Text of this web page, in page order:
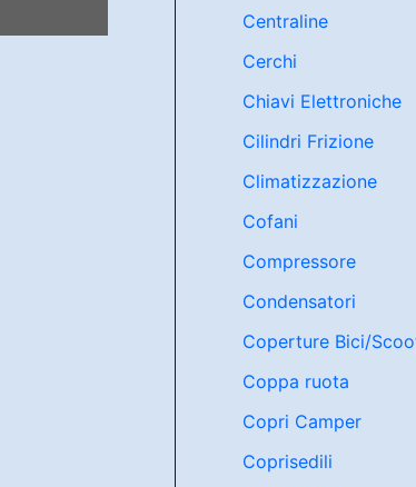
Centraline
Cerchi
Chiavi Elettroniche
Cilindri Frizione
Climatizzazione
Cofani
Compressore
Condensatori
Coperture Bici/
Coppa ruota
Copri Camper
Coprisedili